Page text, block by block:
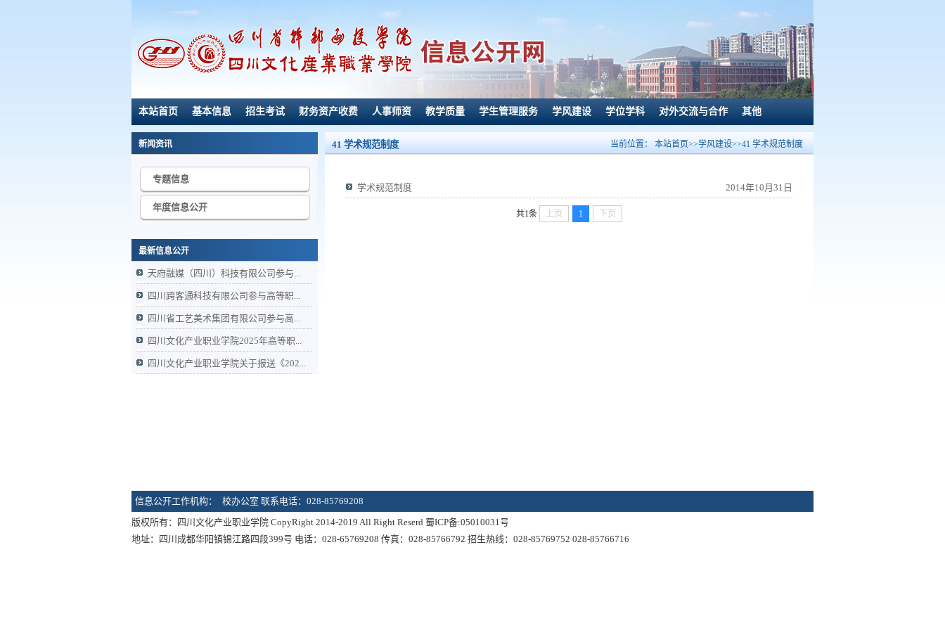
本站首页 基本信息 招生考试 财务资产收费 人事师资 教学质量 学生管理服务 学风建设 学位学科 对外交流与合作 其他
新闻资讯
专题信息
年度信息公开
最新信息公开
天府融媒（四川）科技有限公司参与...
四川跨客通科技有限公司参与高等职...
四川省工艺美术集团有限公司参与高...
四川文化产业职业学院2025年高等职...
四川文化产业职业学院关于报送《202...
41 学术规范制度 当前位置： 本站首页>>学风建设>>41 学术规范制度
学术规范制度 2014年10月31日
共1条 上页 1 下页
信息公开工作机构：
校办公室 联系电话：028-85769208
版权所有：四川文化产业职业学院 CopyRight 2014-2019 All Right Reserd 蜀ICP备:05010031号
地址：四川成都华阳镇锦江路四段399号 电话：028-65769208 传真：028-85766792 招生热线：028-85769752 028-85766716